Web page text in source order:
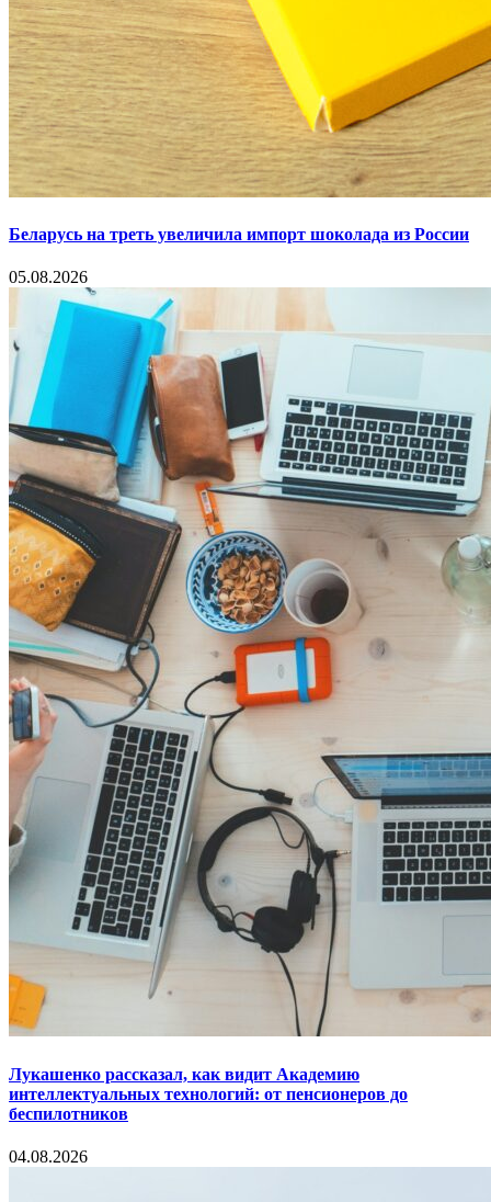
Беларусь на треть увеличила импорт шоколада из России
05.08.2026
Лукашенко рассказал, как видит Академию
интеллектуальных технологий: от пенсионеров до
беспилотников
04.08.2026